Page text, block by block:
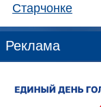
Старчонке
Реклама